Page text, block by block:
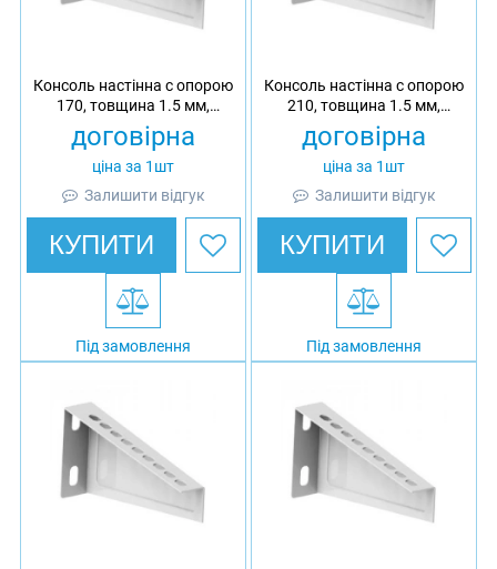
Консоль настінна c опорою
170, товщина 1.5 мм,
оцинкована, Ardic
договірна
ціна за 1шт
Залишити відгук
КУПИТИ
Під замовлення
Консоль настінна c опорою
210, товщина 1.5 мм,
гарячеоцинкована, Ardic
договірна
ціна за 1шт
Залишити відгук
КУПИТИ
Під замовлення